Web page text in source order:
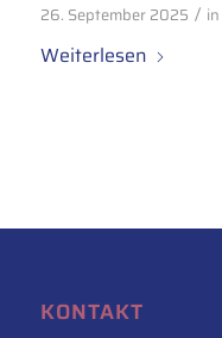
26. September 2025 / in
Weiterlesen
KONTAKT